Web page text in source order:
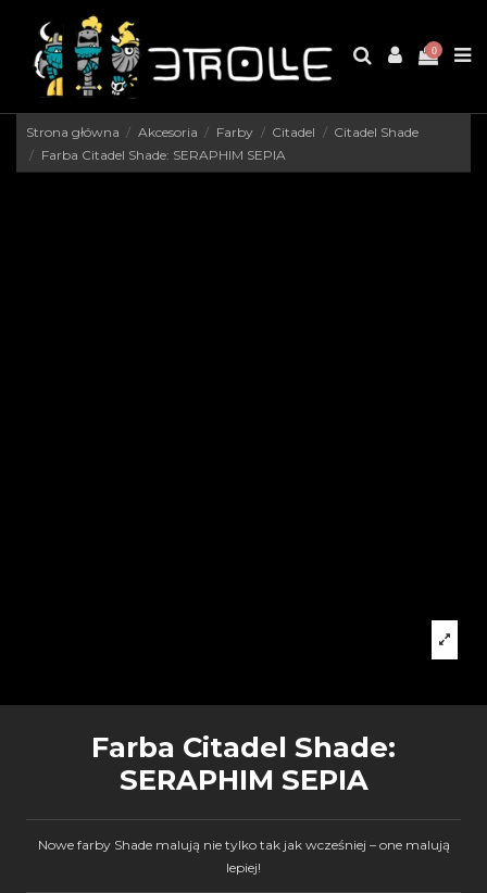
0
Strona główna Akcesoria Farby Citadel
Citadel Shade
Farba Citadel Shade: SERAPHIM SEPIA
Farba Citadel Shade:
SERAPHIM SEPIA
Nowe farby Shade malują nie tylko tak jak wcześniej – one malują
lepiej!